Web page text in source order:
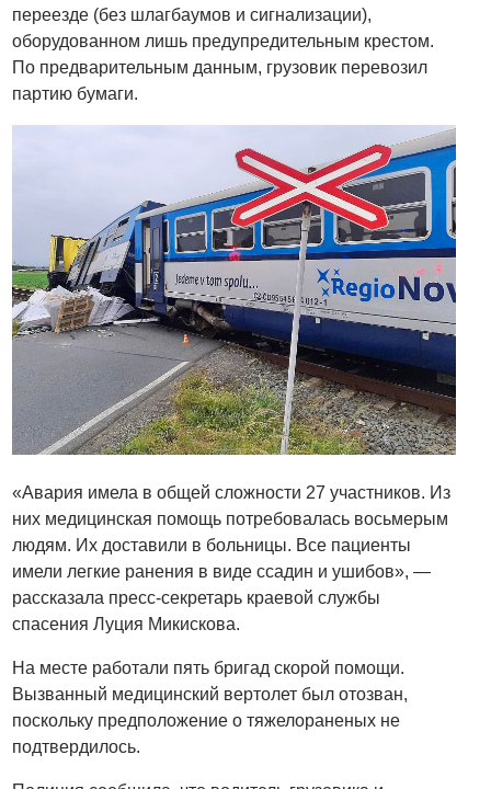
переезде (без шлагбаумов и сигнализации),
оборудованном лишь предупредительным крестом.
По предварительным данным, грузовик перевозил
партию бумаги.
«Авария имела в общей сложности 27 участников. Из
них медицинская помощь потребовалась восьмерым
людям. Их доставили в больницы. Все пациенты
имели легкие ранения в виде ссадин и ушибов», —
рассказала пресс-секретарь краевой службы
спасения Луция Микискова.
На месте работали пять бригад скорой помощи.
Вызванный медицинский вертолет был отозван,
поскольку предположение о тяжелораненых не
подтвердилось.